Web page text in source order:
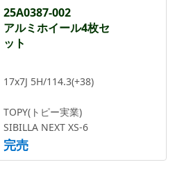
25A0387-002
アルミホイール4枚セ
ット
17x7J 5H/114.3(+38)
TOPY(トピー実業)
SIBILLA NEXT XS-6
完売